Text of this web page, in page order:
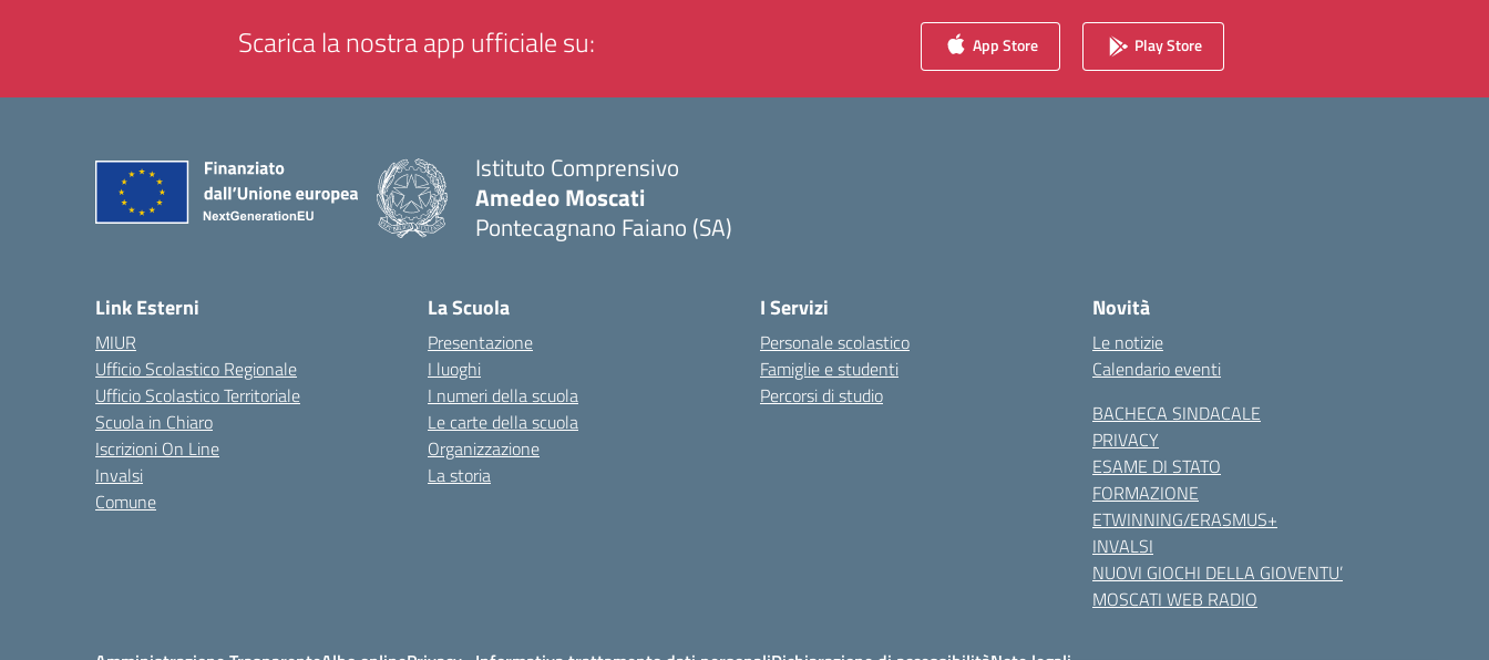
Scarica la nostra app ufficiale su: App Store Play Store
Istituto Comprensivo
Amedeo Moscati
Pontecagnano Faiano (SA)
Link Esterni
MIUR
Ufficio Scolastico Regionale
Ufficio Scolastico Territoriale
Scuola in Chiaro
Iscrizioni On Line
Invalsi
Comune
La Scuola
Presentazione
I luoghi
I numeri della scuola
Le carte della scuola
Organizzazione
La storia
I Servizi
Personale scolastico
Famiglie e studenti
Percorsi di studio
Novità
Le notizie
Calendario eventi
BACHECA SINDACALE
PRIVACY
ESAME DI STATO
FORMAZIONE
ETWINNING/ERASMUS+
INVALSI
NUOVI GIOCHI DELLA GIOVENTU’
MOSCATI WEB RADIO